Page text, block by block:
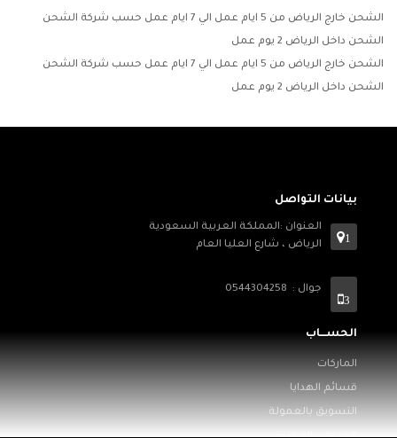
الشحن خارج الرياض من 5 ايام عمل الي 7 ايام عمل حسب شركة الشحن
الشحن داخل الرياض 2 يوم عمل
الشحن خارج الرياض من 5 ايام عمل الي 7 ايام عمل حسب شركة الشحن
الشحن داخل الرياض 2 يوم عمل
بيانات التواصل
1
العنوان :المملكة العربية السعودية
الرياض ، شارع العليا العام
3
جوال : 0544304258
الحســـاب
الماركات
قسائم الهدايا
التسويق بالعمولة